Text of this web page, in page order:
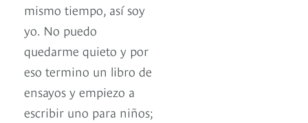
mismo tiempo, así soy
yo. No puedo
quedarme quieto y por
eso termino un libro de
ensayos y empiezo a
escribir uno para niños;